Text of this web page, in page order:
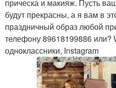
прическа и макияж. Пусть
будут прекрасны, а я вам в
праздничный образ любой
телефону 89618199886 или?
одноклассники, Instagram